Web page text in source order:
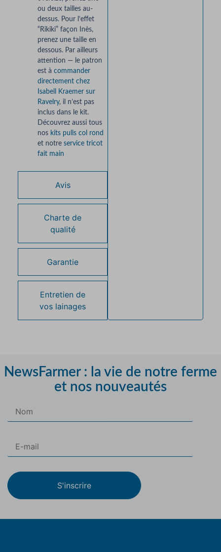
Avis
Charte de
qualité
Garantie
Entretien de
vos lainages
ou deux tailles au-
dessus. Pour l’effet
“Rikiki” façon Inès,
prenez une taille en
dessous. Par ailleurs
attention — le patron
est à commander
directement chez
Isabell Kraemer sur
Ravelry, il n’est pas
inclus dans le kit.
Découvrez aussi tous
nos kits pulls col rond
et notre service tricot
fait main
NewsFarmer : la vie de notre ferme
et nos nouveautés
S'inscrire